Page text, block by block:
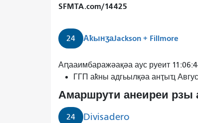
SFMTA.com/14425
24 АҟынӡаJackson + Fillmore
Аԥааимбаражәақәа аус руеит
ГГП аҟны адгьылқәа анҭыҵ
Амаршрути анеиреи рзы
24 Divisadero